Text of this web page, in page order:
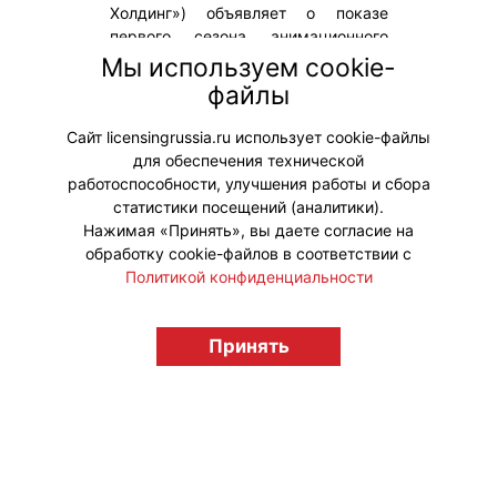
Холдинг») объявляет о показе
первого сезона анимационного
проекта «Технолайк» на
популярном мировом
видеохостинге YouTube и
видеосервисе ВКонтакте.
#ПродвижениеБренда
licensingrussia.ru, 2009-2026 12+
Мы используем cookie-
файлы
Сайт licensingrussia.ru использует cookie-файлы
для обеспечения технической
работоспособности, улучшения работы и сбора
статистики посещений (аналитики).
Нажимая «Принять», вы даете согласие на
обработку cookie-файлов в соответствии с
Политикой конфиденциальности
Принять